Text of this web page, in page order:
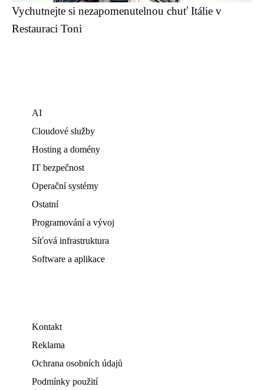
Vychutnejte si nezapomenutelnou chuť Itálie v
Restauraci Toni
AI
Cloudové služby
Hosting a domény
IT bezpečnost
Operační systémy
Ostatní
Programování a vývoj
Síťová infrastruktura
Software a aplikace
Kontakt
Reklama
Ochrana osobních údajů
Podmínky použití